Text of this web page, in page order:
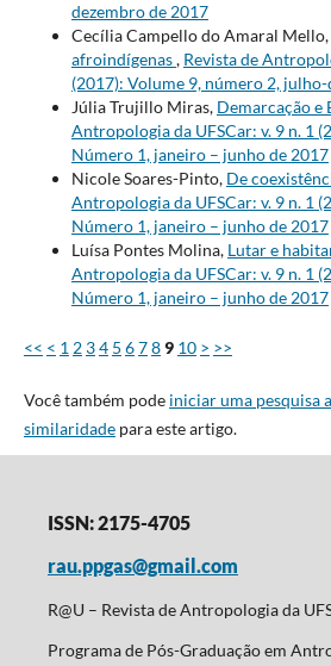
dezembro de 2017
Cecília Campello do Amaral Mello,
afroindígenas, Revista de
(2017): Volume 9, número 2,
Júlia Trujillo Miras, Demarcação e
Antropologia da UFSCar: v. 9 n. 1
Número 1, janeiro – junho de 2017
Nicole Soares-Pinto, De
Antropologia da UFSCar: v. 9 n. 1
Número 1, janeiro – junho de 2017
Luísa Pontes Molina, Lutar e
Antropologia da UFSCar: v. 9 n. 1
Número 1, janeiro – junho de 2017
<< < 1 2 34 5 6789 10 > >>
Você também pode iniciar uma pesquisa
similaridadepara este artigo.
ISSN: 2175-4705
rau.ppgas@gmail.com
R@U – Revista de Antropologia da
Programa de Pós-Graduação em